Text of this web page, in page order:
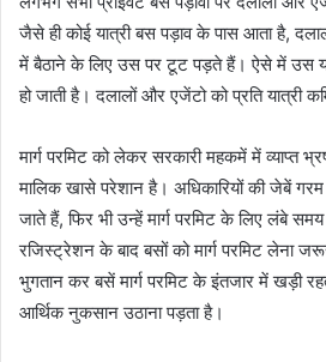
जैसे ही कोई यात्री बस पड़ाव के पास आता है,
में बैठाने के लिए उस पर टूट पड़ते हैं। ऐसे में उस
हो जाती है। दलालों और एजेंटो को प्रति यात्री
मार्ग परमिट को लेकर सरकारी महकमें में व्याप्त
मालिक खासे परेशान है। अधिकारियों की जेबें
जाते हैं, फिर भी उन्हें मार्ग परमिट के लिए लंबे
रजिस्ट्रेशन के बाद बसों को मार्ग परमिट लेना
भुगतान कर बसें मार्ग परमिट के इंतजार में खड़ी
आर्थिक नुकसान उठाना पड़ता है।